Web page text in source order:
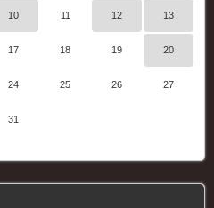
10 11 12 13
17 18 19 20
24 25 26 27
31